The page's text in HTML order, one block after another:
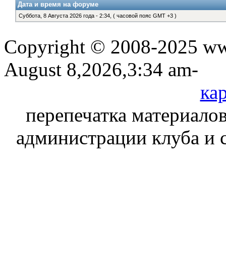
Дата и время на форуме
Суббота, 8 Августа 2026 года - 2:34, ( часовой пояс GMT +3 )
Copyright © 2008-2025
August 8,2026,3:34 am-
перепечатка
администрации клуба и